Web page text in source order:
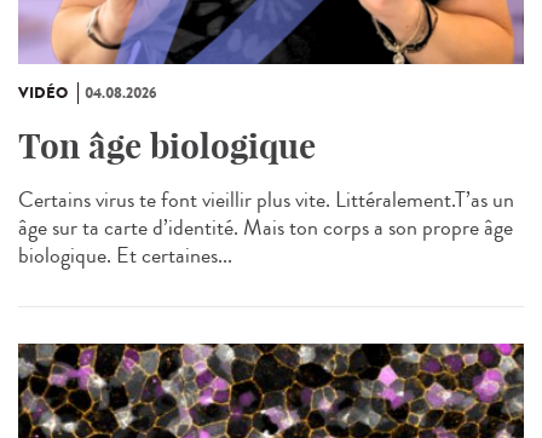
VIDÉO 04.08.2026
Ton âge biologique
Certains virus te font vieillir plus vite. Littéralement.T’as un
âge sur ta carte d’identité. Mais ton corps a son propre âge
biologique. Et certaines...